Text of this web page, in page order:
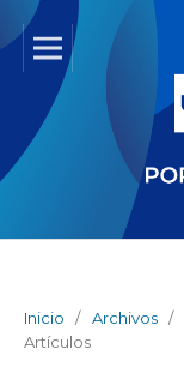
Inicio / Archivos /
Artículos